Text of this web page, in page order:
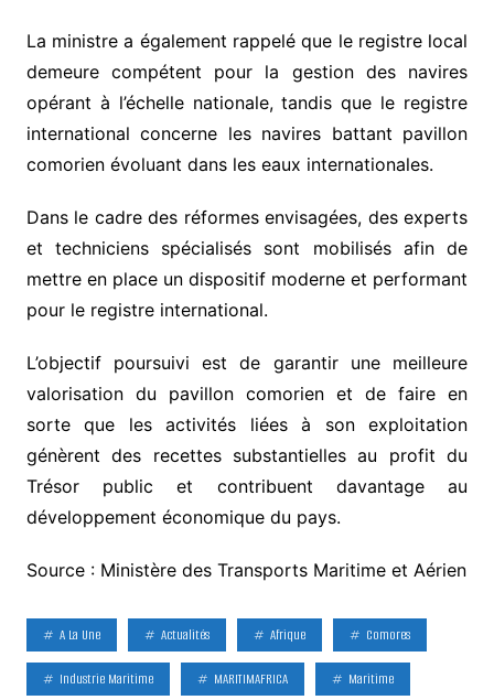
La ministre a également rappelé que le registre local
demeure compétent pour la gestion des navires
opérant à l’échelle nationale, tandis que le registre
international concerne les navires battant pavillon
comorien évoluant dans les eaux internationales.
Dans le cadre des réformes envisagées, des experts
et techniciens spécialisés sont mobilisés afin de
mettre en place un dispositif moderne et performant
pour le registre international.
L’objectif poursuivi est de garantir une meilleure
valorisation du pavillon comorien et de faire en
sorte que les activités liées à son exploitation
génèrent des recettes substantielles au profit du
Trésor public et contribuent davantage au
développement économique du pays.
Source : Ministère des Transports Maritime et Aérien
A La Une Actualités Afrique Comores
Industrie Maritime MARITIMAFRICA Maritime